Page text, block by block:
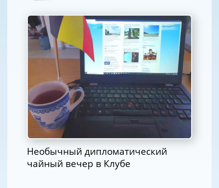
Необычный дипломатический
чайный вечер в Клубе